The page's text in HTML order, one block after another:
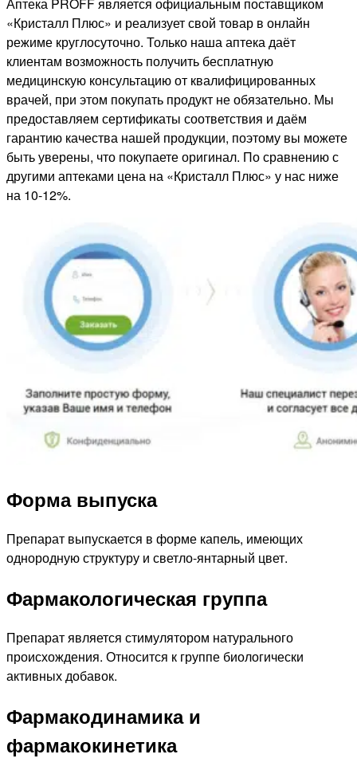
«Кристалл Плюс» и реализует свой товар в онлайн
режиме круглосуточно. Только наша аптека даёт
клиентам возможность получить бесплатную
медицинскую консультацию от квалифицированных
врачей, при этом покупать продукт не обязательно. Мы
предоставляем сертификаты соответствия и даём
гарантию качества нашей продукции, поэтому вы можете
быть уверены, что покупаете оригинал. По сравнению с
другими аптеками цена на «Кристалл Плюс» у нас ниже
на 10-12%.
Форма выпуска
Препарат выпускается в форме капель, имеющих
однородную структуру и светло-янтарный цвет.
Фармакологическая группа
Препарат является стимулятором натурального
происхождения. Относится к группе биологически
активных добавок.
Фармакодинамика и
фармакокинетика